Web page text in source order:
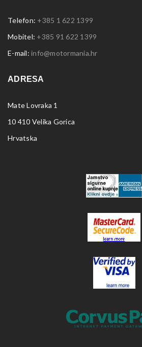
Telefon: +385 1 622 1399
Mobitel: +385 91 622 1399
E-mail: info@motormania.hr
ADRESA
Mate Lovraka 1
10 410 Velika Gorica
Hrvatska